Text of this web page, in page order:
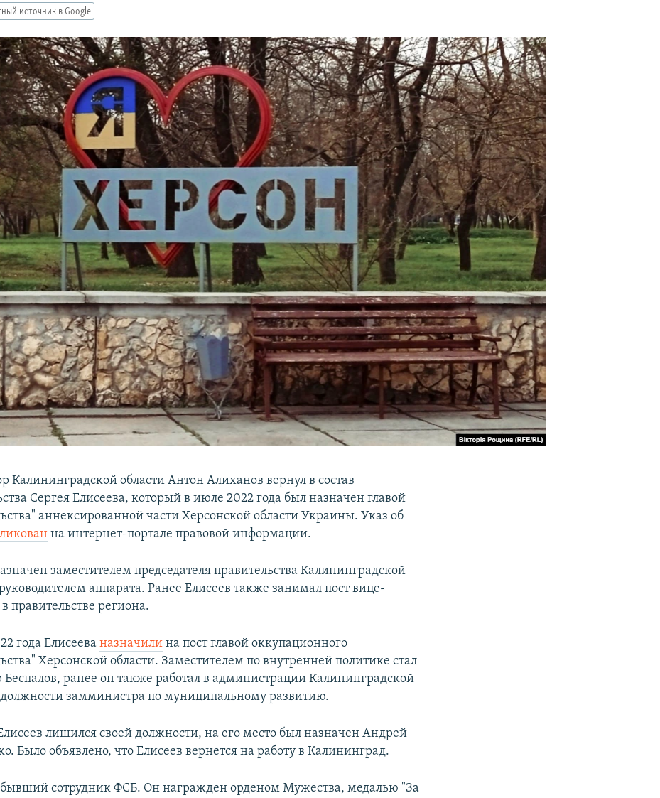
источник в Google
Калининградской области Антон Алиханов вернул в состав
Сергея Елисеева, который в июле 2022 года был назначен главой
аннексированной части Херсонской области Украины. Указ об
на интернет-портале правовой информации.
заместителем председателя правительства Калининградской
аппарата. Ранее Елисеев также занимал пост вице-
правительстве региона.
года Елисееваназначили на пост главой оккупационного
Херсонской области. Заместителем по внутренней политике стал
ранее он также работал в администрации Калининградской
должности замминистра по муниципальному развитию.
лишился своей должности, на его место был назначен Андрей
Было объявлено, что Елисеев вернется на работу в Калининград.
бывший сотрудник ФСБ. Он награжден орденом Мужества, медалью "За